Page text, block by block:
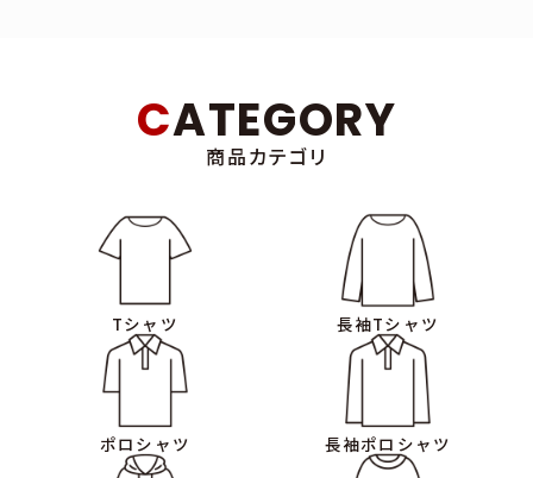
された場合は、当社が本方針に則って個人情報を利用することをご
利用者様が承諾したものとします。
・メンテナンス、重要なお知らせなど必要に応じたご連絡のため
・利用規約に違反したユーザーや、不正・不当な目的でサービスを利
用しようとするユーザーの特定をし、ご利用をお断りするため
・上記の利用目的に付随する目的
■利用目的の変更■
・当社は、利用目的が変更前と関連性を有すると合理的に認められ
る場合に限り、個人情報の利用目的を変更するものとします。
CATEGORY
商品カテゴリ
Tシャツ 長袖Tシャツ
ポロシャツ 長袖ポロシャツ